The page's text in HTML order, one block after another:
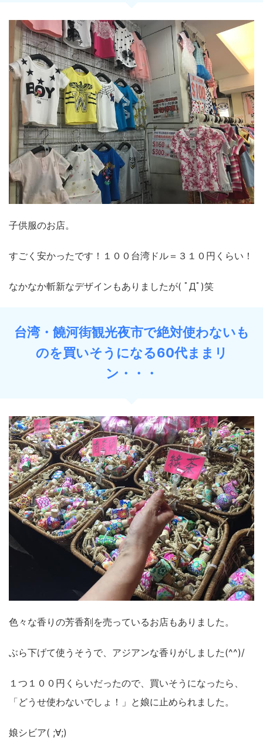
子供服のお店。
すごく安かったです！１００台湾ドル＝３１０円くらい！
なかなか斬新なデザインもありましたが( ﾟДﾟ)笑
台湾・饒河街観光夜市で絶対使わないも
のを買いそうになる60代ままリ
ン・・・
色々な香りの芳香剤を売っているお店もありました。
ぶら下げて使うそうで、アジアンな香りがしました(^^)/
１つ１００円くらいだったので、買いそうになったら、
「どうせ使わないでしょ！」と娘に止められました。
娘シビア( ;∀;)